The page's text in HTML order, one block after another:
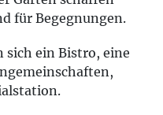
für Begegnungen.
sich ein Bistro, eine